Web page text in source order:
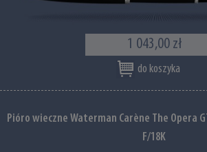
1 043,00 zł
do koszyka
Pióro wieczne Waterman Carène The Opera
F/18K